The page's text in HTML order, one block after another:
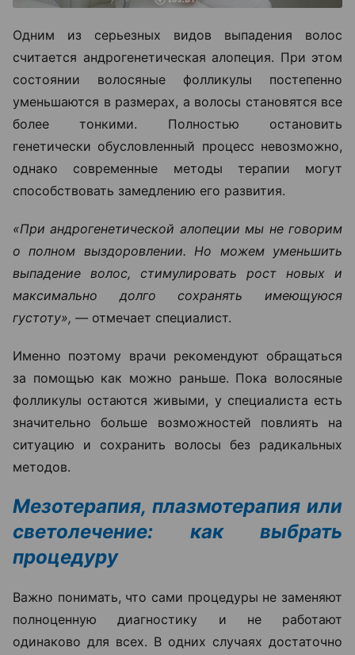
Одним из серьезных видов выпадения волос
считается андрогенетическая алопеция. При этом
состоянии волосяные фолликулы постепенно
уменьшаются в размерах, а волосы становятся все
более тонкими. Полностью остановить
генетически обусловленный процесс невозможно,
однако современные методы терапии могут
способствовать замедлению его развития.
«При андрогенетической алопеции мы не говорим
о полном выздоровлении. Но можем уменьшить
выпадение волос, стимулировать рост новых и
максимально долго сохранять имеющуюся
густоту», — отмечает специалист.
Именно поэтому врачи рекомендуют обращаться
за помощью как можно раньше. Пока волосяные
фолликулы остаются живыми, у специалиста есть
значительно больше возможностей повлиять на
ситуацию и сохранить волосы без радикальных
методов.
Мезотерапия, плазмотерапия или
светолечение: как выбрать
процедуру
Важно понимать, что сами процедуры не заменяют
полноценную диагностику и не работают
одинаково для всех. В одних случаях достаточно